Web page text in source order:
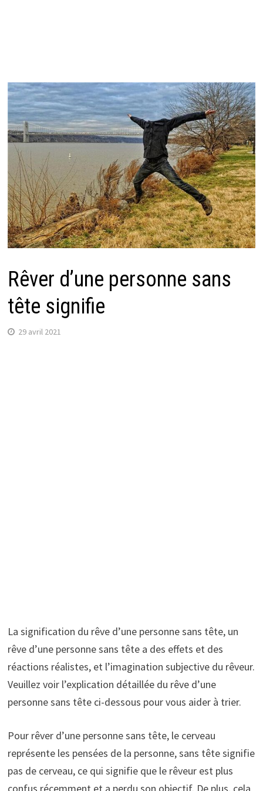
Rêver d’une personne sans
tête signifie
29 avril 2021
La signification du rêve d’une personne sans tête, un
rêve d’une personne sans tête a des effets et des
réactions réalistes, et l’imagination subjective du rêveur.
Veuillez voir l’explication détaillée du rêve d’une
personne sans tête ci-dessous pour vous aider à trier.
Pour rêver d’une personne sans tête, le cerveau
représente les pensées de la personne, sans tête signifie
pas de cerveau, ce qui signifie que le rêveur est plus
confus récemment et a perdu son objectif. De plus, cela